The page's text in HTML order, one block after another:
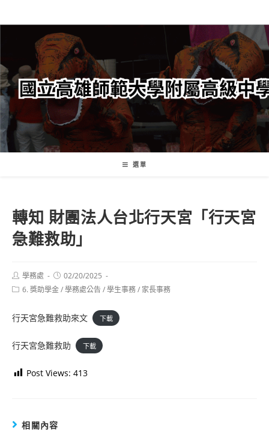
轉
要
內
容
選單
轉知 財團法人台北行天宮「行天宮
急難救助」
Post
author:
學務處
Post
published:
02/20/2025
Post6. 獎助學金/學務處公告/學生事務/ 家長事務
行天宮急難救助來文 下載
行天宮急難救助 下載
Post Views: 413
相關內容